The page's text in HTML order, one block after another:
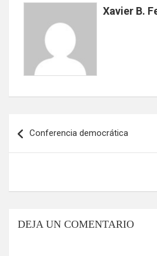
Xavier B.
de
Conferencia democrática
DEJA UN COMENTARIO